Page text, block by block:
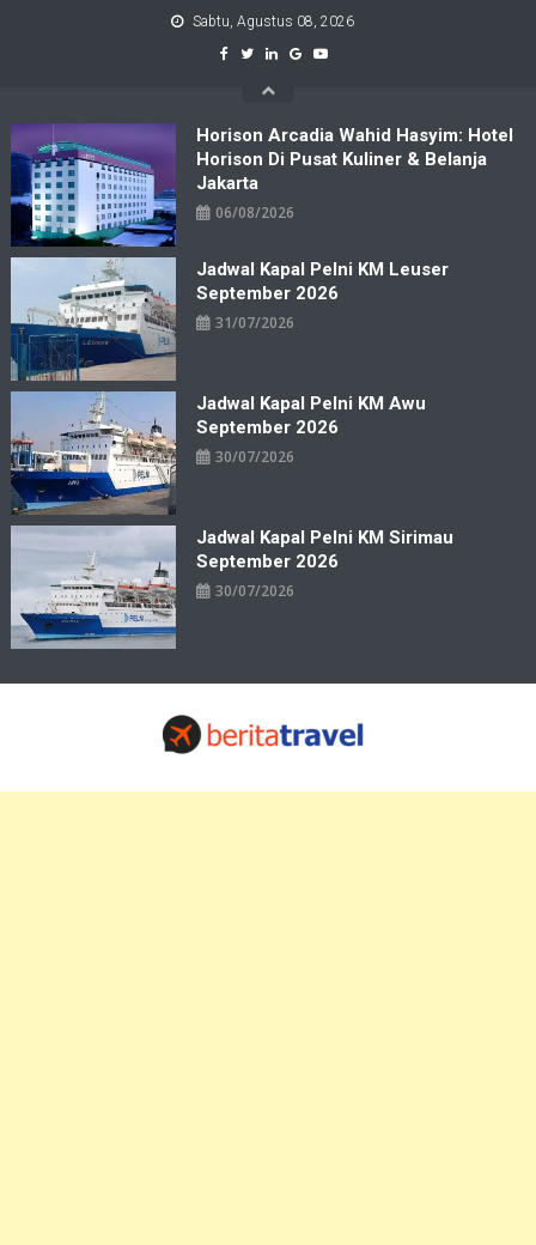
Sabtu, Agustus 08, 2026
Horison Arcadia Wahid Hasyim: Hotel
Horison Di Pusat Kuliner & Belanja
Jakarta
06/08/2026
Jadwal Kapal Pelni KM Leuser
September 2026
31/07/2026
Jadwal Kapal Pelni KM Awu
September 2026
30/07/2026
Jadwal Kapal Pelni KM Sirimau
September 2026
30/07/2026
Travelbiz